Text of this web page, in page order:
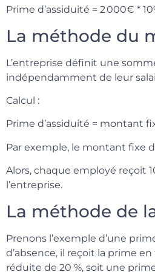
Prime d’assiduité = 2 000€ *
La méthode du
L’entreprise définit une
indépendamment de leur
Calcul :
Prime d’assiduité = montant
Par exemple, le montant fixe
Alors, chaque employé reçoit
l’entreprise.
La méthode de
Prenons l’exemple d’une
d’absence, il reçoit la prime
réduite de 20 %, soit une